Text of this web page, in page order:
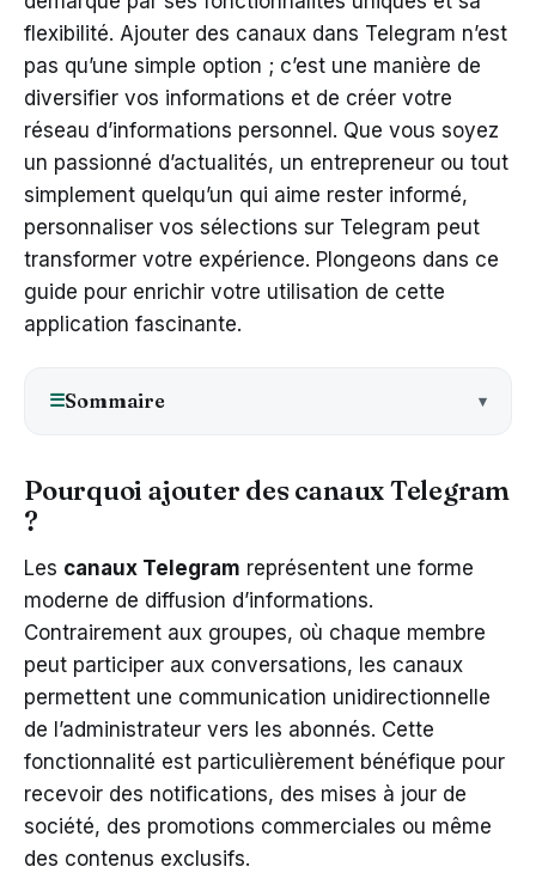
flexibilité. Ajouter des canaux dans Telegram n’est
pas qu’une simple option ; c’est une manière de
diversifier vos informations et de créer votre
réseau d’informations personnel. Que vous soyez
un passionné d’actualités, un entrepreneur ou tout
simplement quelqu’un qui aime rester informé,
personnaliser vos sélections sur Telegram peut
transformer votre expérience. Plongeons dans ce
guide pour enrichir votre utilisation de cette
application fascinante.
☰Sommaire
Pourquoi ajouter des canaux Telegram
?
Les canaux Telegram représentent une forme
moderne de diffusion d’informations.
Contrairement aux groupes, où chaque membre
peut participer aux conversations, les canaux
permettent une communication unidirectionnelle
de l’administrateur vers les abonnés. Cette
fonctionnalité est particulièrement bénéfique pour
recevoir des notifications, des mises à jour de
société, des promotions commerciales ou même
des contenus exclusifs.